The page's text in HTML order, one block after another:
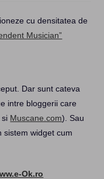
cu densitatea de
Musician”
Dar sunt cateva
intre bloggerii care
si Muscane.com). Sau
sistem widget cum
Ok.ro